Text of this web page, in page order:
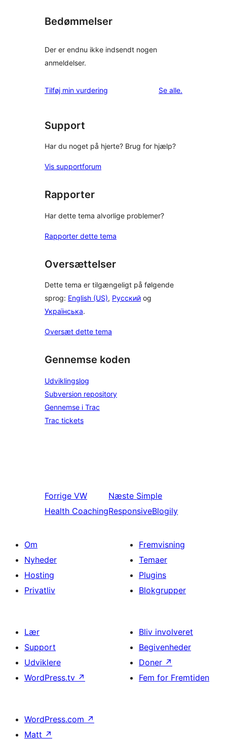
Bedømmelser
Der er endnu ikke indsendt nogen
anmeldelser.
Tilføj min vurdering Se alleanmeldelser
.
Support
Har du noget på hjerte? Brug for hjælp?
Vis supportforum
Rapporter
Har dette tema alvorlige problemer?
Rapporter dette tema
Oversættelser
Dette tema er tilgængeligt på følgende
sprog: English (US), Русский og
Українська.
Oversæt dette tema
Gennemse koden
Udviklingslog
Subversion repository
Gennemse i Trac
Trac tickets
Forrige VW
Health Coaching
Næste Simple
ResponsiveBlogily
Om
Nyheder
Hosting
Privatliv
Fremvisning
Temaer
Plugins
Blokgrupper
Lær
Support
Udviklere
WordPress.tv ↗
Bliv involveret
Begivenheder
Doner ↗
Fem for Fremtiden
WordPress.com ↗
Matt ↗